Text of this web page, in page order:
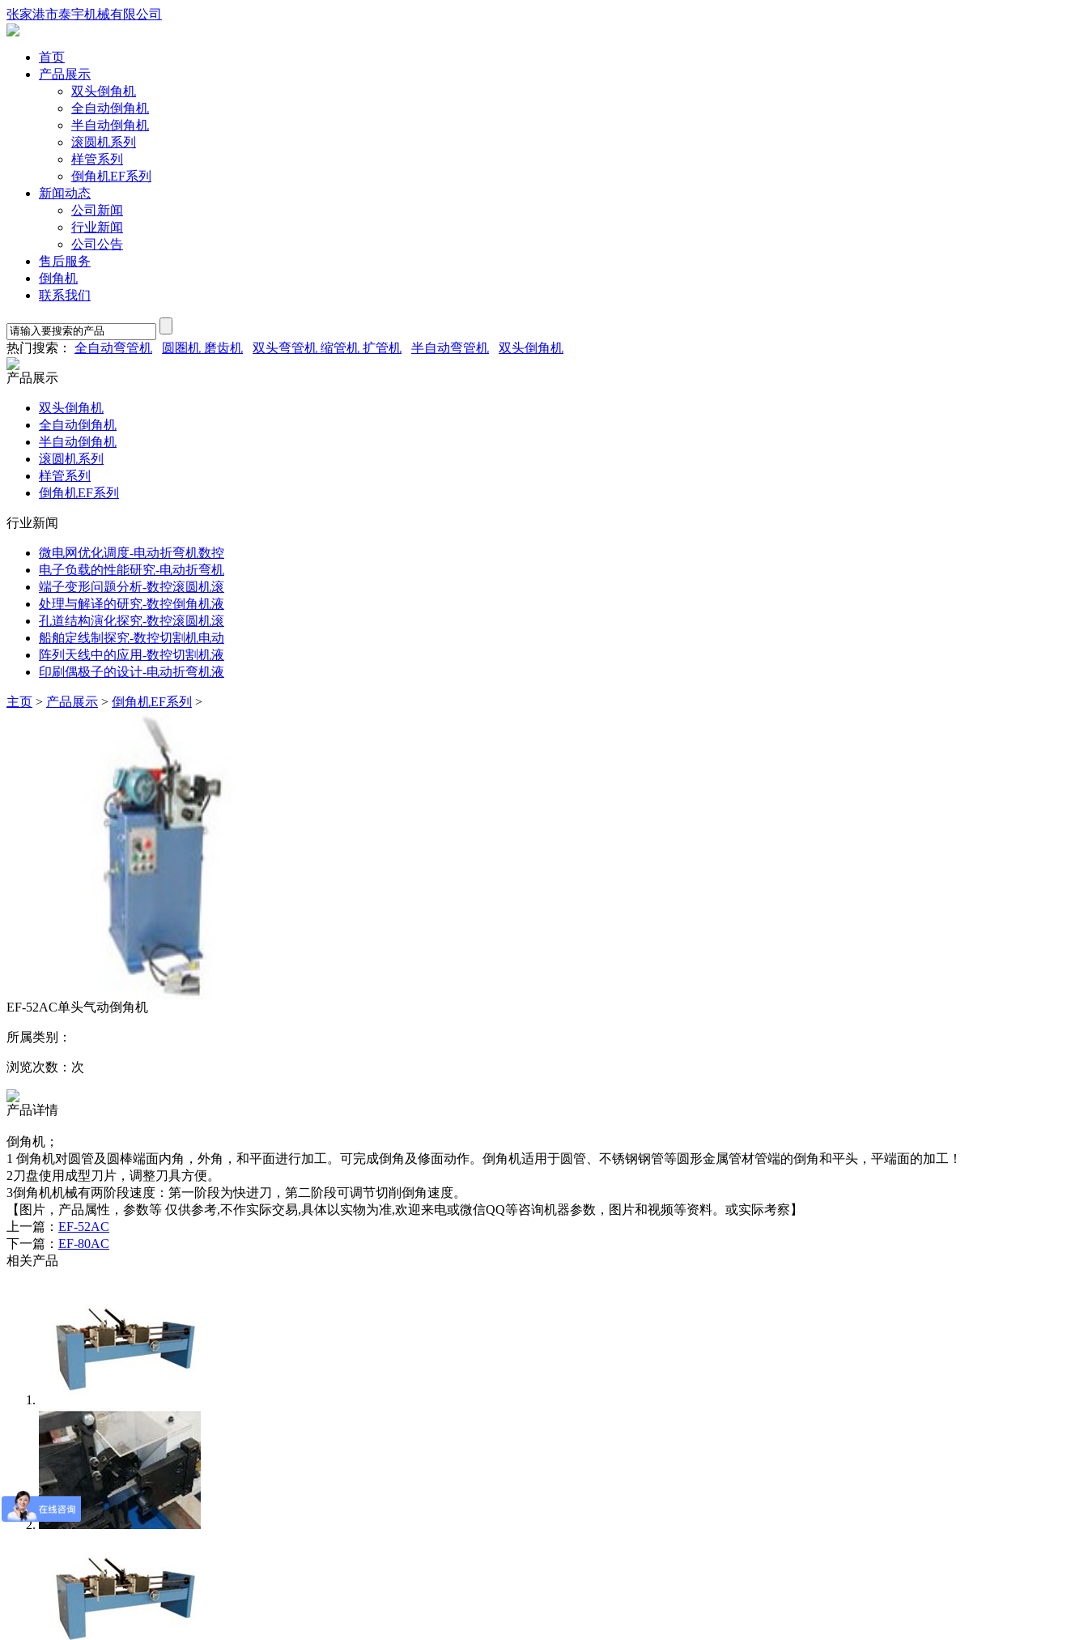
张家港市泰宇机械有限公司
首页
产品展示
双头倒角机
全自动倒角机
半自动倒角机
滚圆机系列
样管系列
倒角机EF系列
新闻动态
公司新闻
行业新闻
公司公告
售后服务
倒角机
联系我们
热门搜索： 全自动弯管机 圆圏机 磨齿机 双头弯管机 缩管机 扩管机 半自动弯管机 双头倒角机
产品展示
双头倒角机
全自动倒角机
半自动倒角机
滚圆机系列
样管系列
倒角机EF系列
行业新闻
微电网优化调度-电动折弯机数控
电子负载的性能研究-电动折弯机
端子变形问题分析-数控滚圆机滚
处理与解译的研究-数控倒角机液
孔道结构演化探究-数控滚圆机滚
船舶定线制探究-数控切割机电动
阵列天线中的应用-数控切割机液
印刷偶极子的设计-电动折弯机液
主页 > 产品展示 > 倒角机EF系列 >
EF-52AC单头气动倒角机
所属类别：
浏览次数： 次
产品详情
倒角机；
1 倒角机对圆管及圆棒端面内角，外角，和平面进行加工。可完成倒角及修面动作。倒角机适用于圆管、不锈钢钢管等圆形金属管材管端的倒角和平头，平端面的加工！
2刀盘使用成型刀片，调整刀具方便。
3倒角机机械有两阶段速度：第一阶段为快进刀，第二阶段可调节切削倒角速度。
【图片，产品属性，参数等 仅供参考,不作实际交易,具体以实物为准,欢迎来电或微信QQ等咨询机器参数，图片和视频等资料。或实际考察】
上一篇： EF-52AC
下一篇： EF-80AC
相关产品